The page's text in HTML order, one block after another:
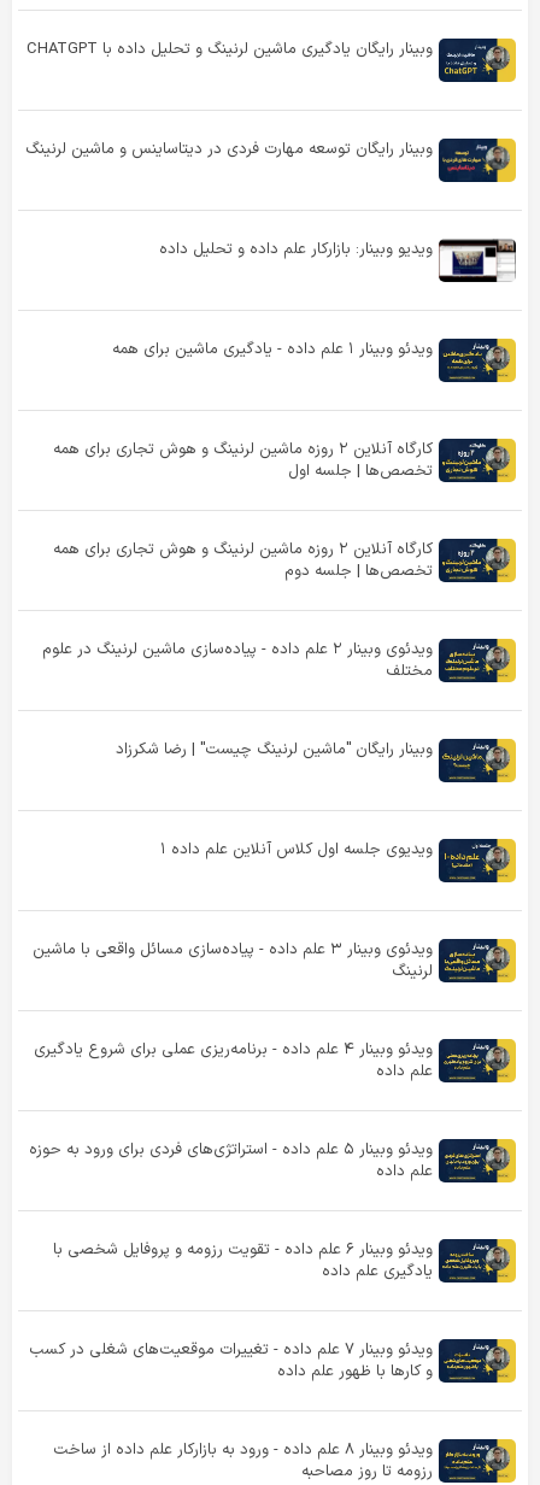
وبینار رایگان یادگیری ماشین لرنینگ و تحلیل داده با CHATGPT
وبینار رایگان توسعه مهارت فردی در دیتاساینس و ماشین لرنینگ
ویدیو وبینار: بازارکار علم داده و تحلیل داده
ویدئو وبینار ۱ علم داده - یادگیری ماشین برای همه
کارگاه آنلاین ۲ روزه ماشین لرنینگ و هوش تجاری برای همه
تخصص‌ها | جلسه اول
کارگاه آنلاین ۲ روزه ماشین لرنینگ و هوش تجاری برای همه
تخصص‌ها | جلسه دوم
ویدئوی وبینار ۲ علم داده - پیاده‌سازی ماشین لرنینگ در علوم
مختلف
وبینار رایگان "ماشین لرنینگ چیست" | رضا شکرزاد
ویدیوی جلسه اول کلاس آنلاین علم داده ۱
ویدئوی وبینار ۳ علم داده - پیاده‌سازی مسائل واقعی با ماشین
لرنینگ
ویدئو وبینار ۴ علم داده - برنامه‌ریزی عملی برای شروع یادگیری
علم داده
ویدئو وبینار ۵ علم داده - استراتژی‌های فردی برای ورود به حوزه
علم داده
ویدئو وبینار ۶ علم داده - تقویت رزومه و پروفایل شخصی با
یادگیری علم داده
ویدئو وبینار ۷ علم داده - تغییرات موقعیت‌های شغلی‌ در کسب
و کارها با ظهور علم داده
ویدئو وبینار ۸ علم داده - ورود به بازارکار علم داده از ساخت
رزومه تا روز مصاحبه